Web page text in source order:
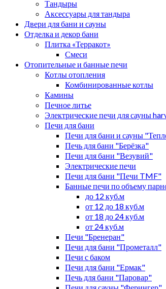
Тандыры
Аксессуары для тандыра
Двери для бани и сауны
Отделка и декор бани
Плитка «Терракот»
Смеси
Отопительные и банные печи
Котлы отопления
Комбинированные котлы
Камины
Печное литье
Электрические печи для сауны
Печи для бани
Печи для бани и сауны
Печь для бани "Берёзка"
Печи для бани "Везувий"
Электрические печи
Печи для бани "Печи TMF"
Банные печи по объему
до 12 куб.м
от 12 до 18 куб.м
от 18 до 24 куб.м
от 24 куб.м
Печи "Бренеран"
Печи для бани "Прометалл"
Печи с баком
Печи для бани "Ермак"
Печь для бани "Паровар"